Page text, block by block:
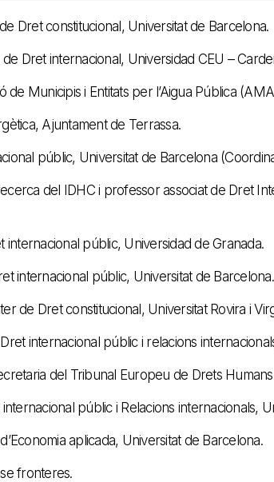
Dret constitucional, Universitat de Barcelona.
Dret internacional, Universidad CEU –
de Municipis i Entitats per l’Aigua Pública
Ajuntament de Terrassa.
públic, Universitat de Barcelona
del IDHC i professor associat de Dret
internacional públic, Universidad de Granada.
internacional públic, Universitat de Barcelona.
de Dret constitucional, Universitat Rovira i
internacional públic i relacions
del Tribunal Europeu de Drets
públic i Relacions internacionals,
aplicada, Universitat de Barcelona.
fronteres.